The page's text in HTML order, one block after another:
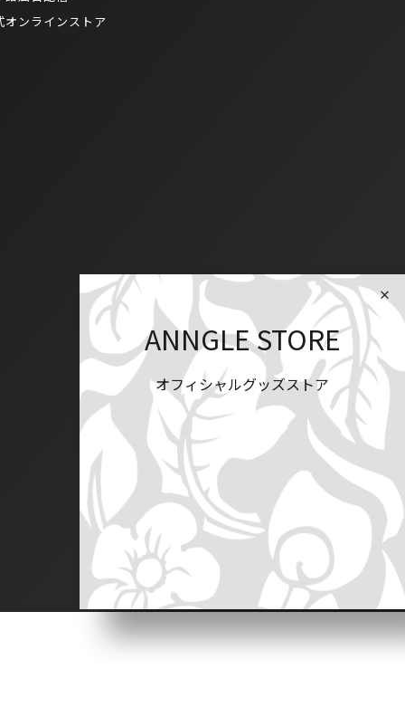
オンラインストア
ANNGLE STORE
オフィシャルグッズストア